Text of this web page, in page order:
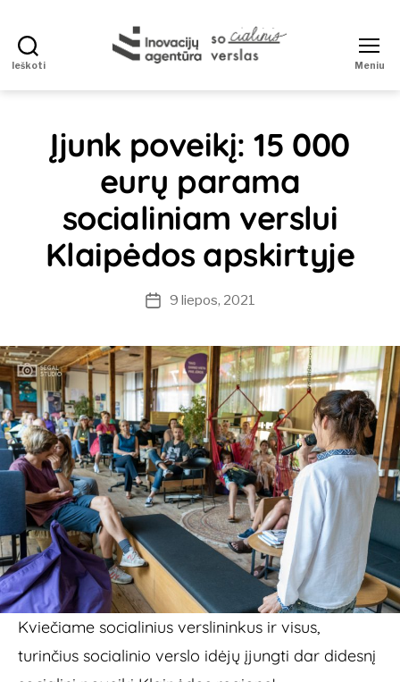
Ieškoti
verslas
Meniu
Įjunk poveikį: 15 000
eurų parama
socialiniam verslui
Klaipėdos apskirtyje
Įrašo9 liepos, 2021
Kviečiame socialinius verslininkus ir visus,
turinčius socialinio verslo idėjų įjungti dar didesnį